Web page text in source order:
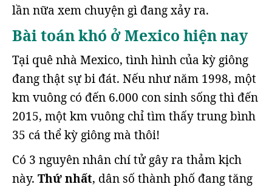
lần nữa xem chuyện gì đang xảy ra.
Bài toán khó ở Mexico hiện nay
Tại quê nhà Mexico, tình hình của kỳ giông
đang thật sự bi đát. Nếu như năm 1998, một
km vuông có đến 6.000 con sinh sống thì đến
2015, một km vuông chỉ tìm thấy trung bình
35 cá thể kỳ giông mà thôi!
Có 3 nguyên nhân chí tử gây ra thảm kịch
này. Thứ nhất, dân số thành phố đang tăng